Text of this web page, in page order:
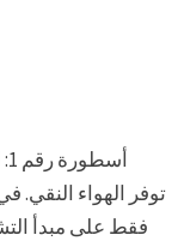
توفر الهواء النقي.
فقط على مبدأ